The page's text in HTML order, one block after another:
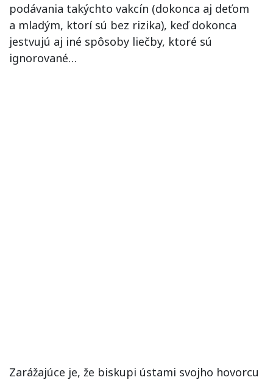
podávania takýchto vakcín (dokonca aj deťom
a mladým, ktorí sú bez rizika), keď dokonca
jestvujú aj iné spôsoby liečby, ktoré sú
ignorované…
Zarážajúce je, že biskupi ústami svojho hovorcu